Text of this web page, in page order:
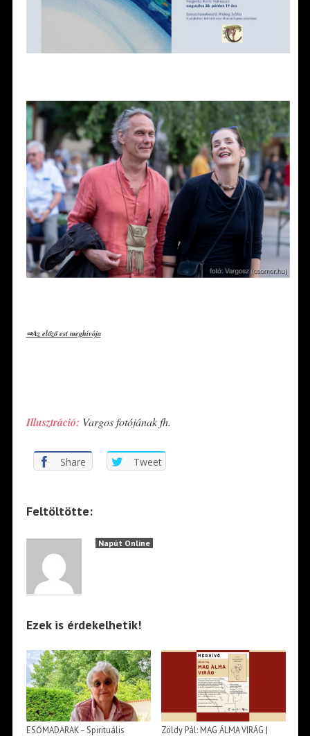
⇒Az előző est meghívója
Illusztráció: Vargos fotójának fh.
Share Tweet
Feltöltötte:
Napút Online
Ezek is érdekelhetik!
ESŐMADARAK – Spirituális Zöldy Pál: MAG ÁLMA VIRÁG |